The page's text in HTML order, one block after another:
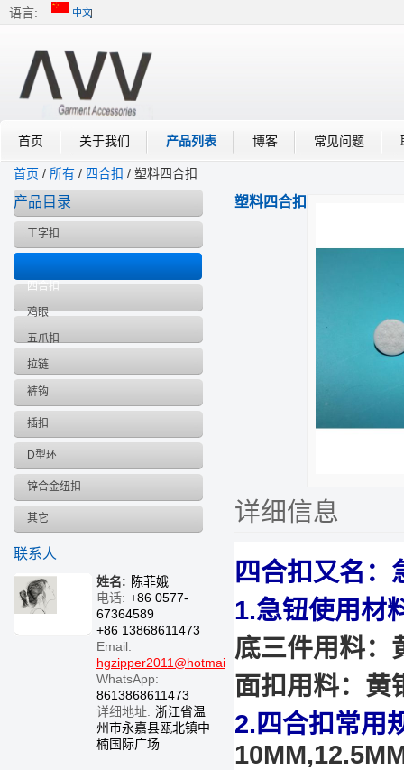
语言: 中文
首页 关于我们 产品列表 博客 常见问题
首页 / 所有 / 四合扣 / 塑料四合扣
产品目录
工字扣
四合扣
鸡眼
五爪扣
拉链
裤钩
插扣
D型环
锌合金纽扣
其它
联系人
姓名: 陈菲娥
电话: +86 0577-
67364589
+86 13868611473
Email:
hgzipper2011@hotmail.com
WhatsApp:
8613868611473
详细地址: 浙江省温
州市永嘉县瓯北镇中
楠国际广场
塑料四合扣
详细信息
四合扣又名：
1.急钮使用材
底三件用料：
面扣用料：黄
2.四合扣常用